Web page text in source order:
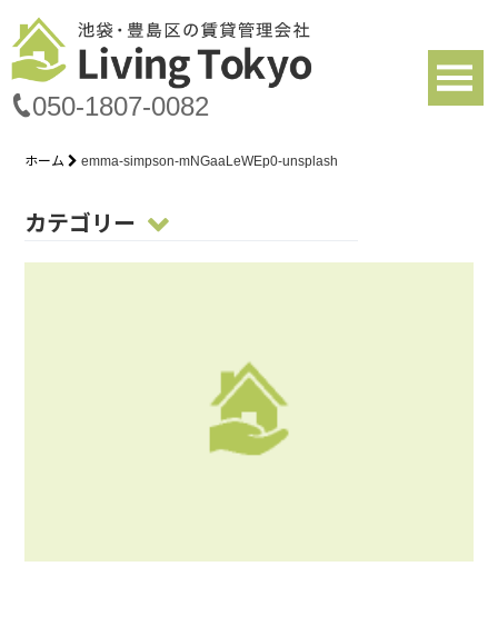
050-1807-0082
ホーム emma-simpson-mNGaaLeWEp0-unsplash
カテゴリー